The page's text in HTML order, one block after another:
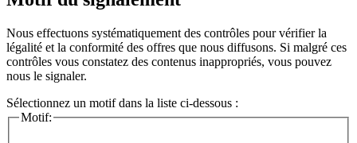
Nous effectuons systématiquement des contrôles pour vérifier la
légalité et la conformité des offres que nous diffusons. Si malgré ces
contrôles vous constatez des contenus inappropriés, vous pouvez
nous le signaler.
Sélectionnez un motif dans la liste ci-dessous :
Motif: